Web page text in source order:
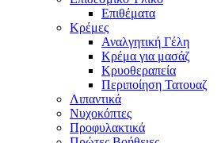
Επιθέματα
Κρέμες
Αναλγητική Γέλη
Κρέμα για μασάζ
Κρυοθεραπεία
Περιποίηση Τατουαζ
Λιπαντικά
Νυχοκόπτες
Προφυλακτικά